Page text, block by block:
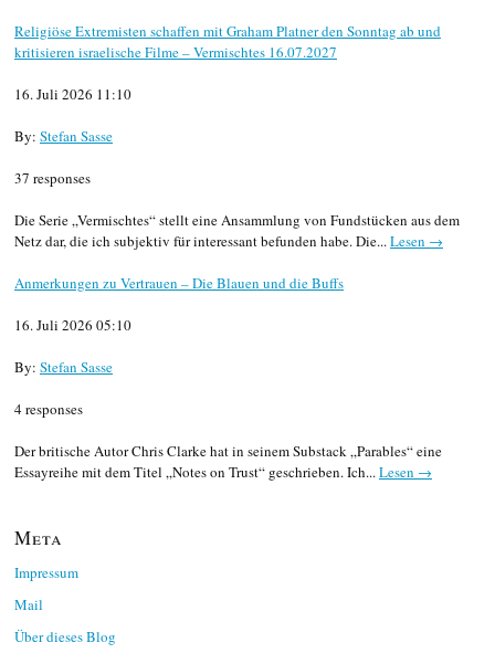
Religiöse Extremisten schaffen mit Graham Platner den Sonntag ab und
kritisieren israelische Filme – Vermischtes 16.07.2027
16. Juli 2026 11:10
By: Stefan Sasse
37 responses
Die Serie „Vermischtes“ stellt eine Ansammlung von Fundstücken aus dem
Netz dar, die ich subjektiv für interessant befunden habe. Die...Lesen →
Anmerkungen zu Vertrauen – Die Blauen und die Buffs
16. Juli 2026 05:10
By: Stefan Sasse
4 responses
Der britische Autor Chris Clarke hat in seinem Substack „Parables“ eine
Essayreihe mit dem Titel „Notes on Trust“ geschrieben. Ich...Lesen →
Meta
Impressum
Mail
Über dieses Blog